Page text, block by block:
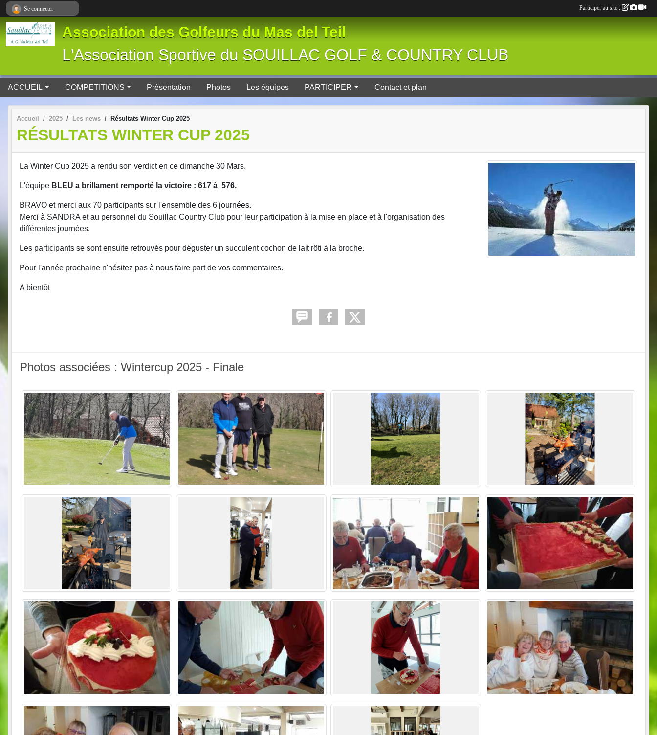
Association des Golfeurs du Mas del Teil
L'Association Sportive du SOUILLAC GOLF & COUNTRY CLUB
ACCUEIL COMPETITIONS Présentation Photos Les équipes PARTICIPER Contact et plan
Accueil 2025 Les news Résultats Winter Cup 2025
RÉSULTATS WINTER CUP 2025
La Winter Cup 2025 a rendu son verdict en ce dimanche 30 Mars.
L'équipe BLEU a brillament remporté la victoire : 617 à 576.
BRAVO et merci aux 70 participants sur l'ensemble des 6 journées.
Merci à SANDRA et au personnel du Souillac Country Club pour leur participation à la mise en place et à l'organisation des
différentes journées.
Les participants se sont ensuite retrouvés pour déguster un succulent cochon de lait rôti à la broche.
Pour l'année prochaine n'hésitez pas à nous faire part de vos commentaires.
A bientôt
Photos associées : Wintercup 2025 - Finale
Se connecter Participer au site :
Panneau de gestion des cookies